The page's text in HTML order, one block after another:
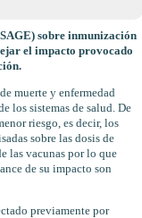
sobre inmunización
el impacto provocado
muerte y enfermedad
los sistemas de salud. De
riesgo, es decir, los
sobre las dosis de
las vacunas por lo que
de su impacto son
previamente por